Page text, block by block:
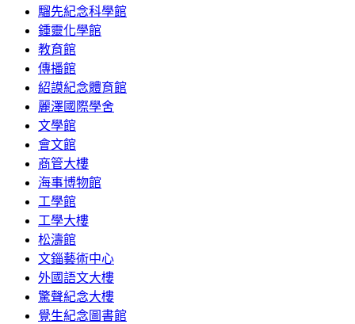
騮先紀念科學館
鍾靈化學館
教育館
傳播館
紹謨紀念體育館
麗澤國際學舍
文學館
會文館
商管大樓
海事博物館
工學館
工學大樓
松濤館
文錙藝術中心
外國語文大樓
驚聲紀念大樓
覺生紀念圖書館